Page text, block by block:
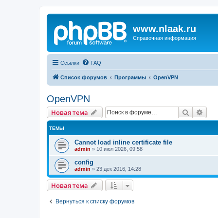
www.nlaak.ru
Справочная информация
Ссылки FAQ
Список форумов Программы OpenVPN
OpenVPN
Новая тема Поиск
ТЕМЫ
Cannot load inline certificate file
admin » 10 июл 2026, 09:58
config
admin » 23 дек 2016, 14:28
Новая тема
Вернуться к списку форумов